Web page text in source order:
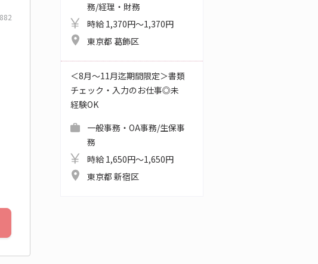
務/経理・財務
時給 1,370円～1,370円
東京都 葛飾区
＜8月～11月迄期間限定＞書類
チェック・入力のお仕事◎未
経験OK
一般事務・OA事務/生保事
務
時給 1,650円～1,650円
東京都 新宿区